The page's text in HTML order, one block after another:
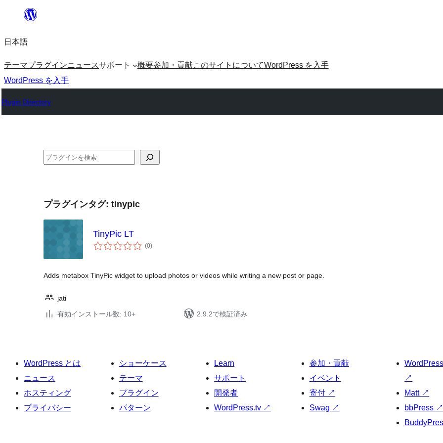
を
ッ
プ
日本語
テーマプラグインニュースサポート 概要参加・貢献このサイトについてWordPress を入手
WordPress を入手
Plugin Directory
検
プラグインタグ: tinypic
TinyPic LT
(0個
の)
Adds metabox TinyPic widget to upload photos or videos while writing a new post or page.
jati
有効インストール数: 10+
2.9.2で検証済み
WordPress とは
ニュース
ホスティング
プライバシー
ショーケース
テーマ
プラグイン
パターン
Learn
サポート
開発者
WordPress.tv ↗
参加・貢献
イベント
寄付 ↗
Swag ↗
↗
Matt ↗
bbPress ↗